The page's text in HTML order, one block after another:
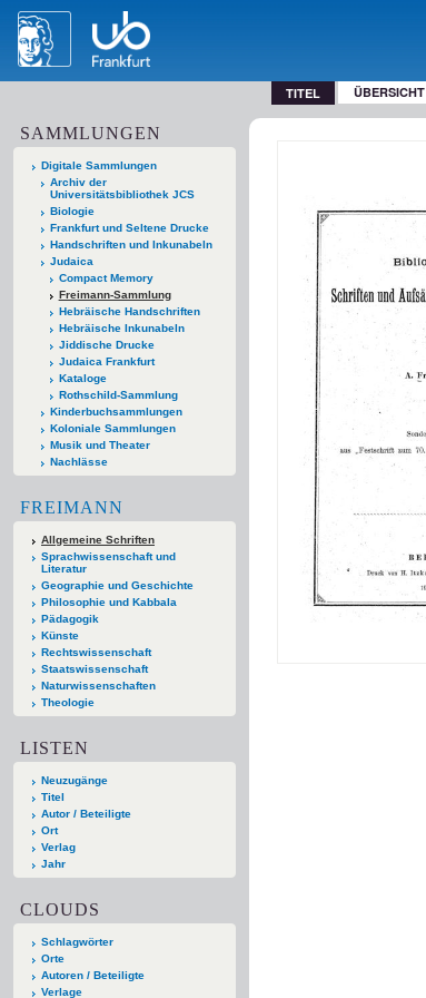
TITEL ÜBERSICHT
SAMMLUNGEN
Digitale Sammlungen
Archiv der
Universitätsbibliothek JCS
Biologie
Frankfurt und Seltene Drucke
Handschriften und Inkunabeln
Judaica
Compact Memory
Freimann-Sammlung
Hebräische Handschriften
Hebräische Inkunabeln
Jiddische Drucke
Judaica Frankfurt
Kataloge
Rothschild-Sammlung
Kinderbuchsammlungen
Koloniale Sammlungen
Musik und Theater
Nachlässe
FREIMANN
Allgemeine Schriften
Sprachwissenschaft und
Literatur
Geographie und Geschichte
Philosophie und Kabbala
Pädagogik
Künste
Rechtswissenschaft
Staatswissenschaft
Naturwissenschaften
Theologie
LISTEN
Neuzugänge
Titel
Autor / Beteiligte
Ort
Verlag
Jahr
CLOUDS
Schlagwörter
Orte
Autoren / Beteiligte
Verlage